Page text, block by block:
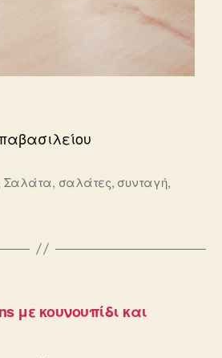
Σαλάτα, σαλάτες, συνταγή,
με κουνουπίδι και